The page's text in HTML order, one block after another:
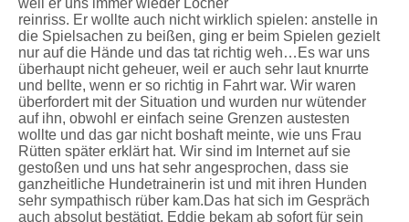
reinriss. Er wollte auch nicht wirklich spielen: anstelle in
die Spielsachen zu beißen, ging er beim Spielen gezielt
nur auf die Hände und das tat richtig weh…Es war uns
überhaupt nicht geheuer, weil er auch sehr laut knurrte
und bellte, wenn er so richtig in Fahrt war. Wir waren
überfordert mit der Situation und wurden nur wütender
auf ihn, obwohl er einfach seine Grenzen austesten
wollte und das gar nicht boshaft meinte, wie uns Frau
Rütten später erklärt hat. Wir sind im Internet auf sie
gestoßen und uns hat sehr angesprochen, dass sie
ganzheitliche Hundetrainerin ist und mit ihren Hunden
sehr sympathisch rüber kam.Das hat sich im Gespräch
auch absolut bestätigt. Eddie bekam ab sofort für sein